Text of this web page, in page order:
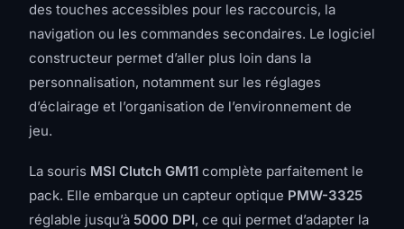
des touches accessibles pour les raccourcis, la
navigation ou les commandes secondaires. Le logiciel
constructeur permet d’aller plus loin dans la
personnalisation, notamment sur les réglages
d’éclairage et l’organisation de l’environnement de
jeu.
La souris MSI Clutch GM11 complète parfaitement le
pack. Elle embarque un capteur optique PMW-3325
réglable jusqu’à 5000 DPI, ce qui permet d’adapter la